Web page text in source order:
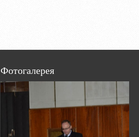
Фотогалерея